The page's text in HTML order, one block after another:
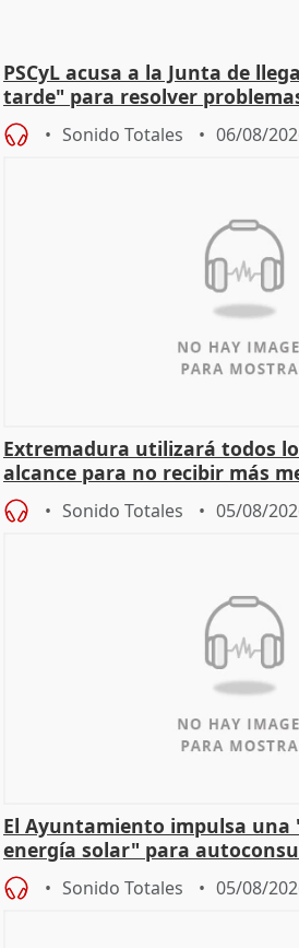
PSCyL acusa a la Junta de
tarde" para resolver
Sonido Totales 06/08/
Extremadura utilizará todos
alcance para no recibir más
Sonido Totales 05/08/
El Ayuntamiento impulsa una
energía solar" para
Sonido Totales 05/08/